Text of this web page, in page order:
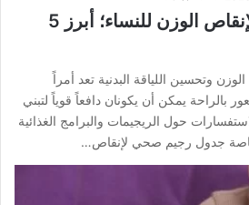
جدول رجيم صحي لإنقاص الوزن للنساء؛ أبرز 5
وتحسين اللياقة البدنية تعد أمراً
بالراحة يمكن أن يكونان دافعاً قوياً لتبني
حول الريجيمات والبرامج الغذائية
خاصة جدول رجيم صحي لإنقاص…